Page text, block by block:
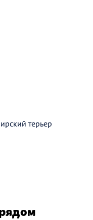
терьер